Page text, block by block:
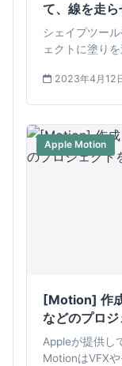
て、線を走
よう
シェイプツー
ェクトに塗り
2023年4月12
Apple Motion
[Motion] 作
などのプロ
Appleが提供し
MotionはVFX